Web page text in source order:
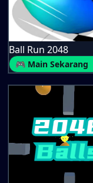
Ball Run 2048
🎮 Main Sekarang